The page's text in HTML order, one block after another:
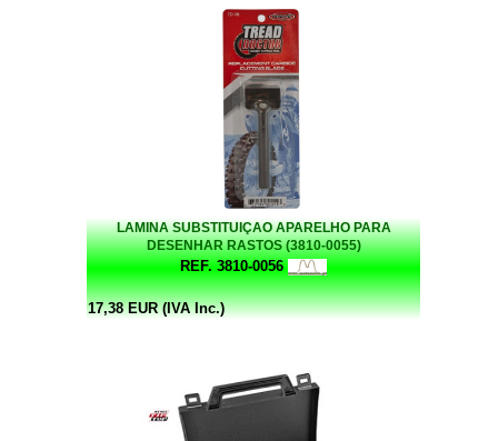
LAMINA SUBSTITUIÇAO APARELHO PARA
DESENHAR RASTOS (3810-0055)
REF. 3810-0056
17,38 EUR (IVA Inc.)